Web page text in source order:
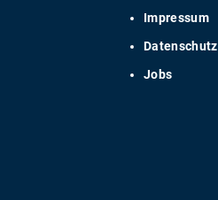
Impressum
Datenschutz
Jobs